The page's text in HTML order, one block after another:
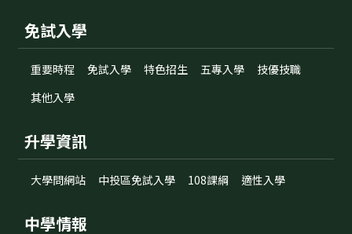
免試入學
重要時程 免試入學 特色招生 五專入學
技優技職
其他入學
升學資訊
大學問網站 中投區免試入學 108課綱 適性入學
中學情報